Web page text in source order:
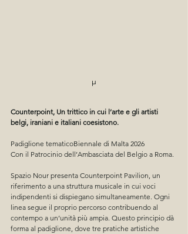
µ
Counterpoint, Un trittico in cui l’arte e gli artisti
belgi, iraniani e italiani coesistono.
Padiglione tematicoBiennale di Malta 2026
Con il Patrocinio dell’Ambasciata del Belgio a Roma.
Spazio Nour presenta Counterpoint Pavilion, un
riferimento a una struttura musicale in cui voci
indipendenti si dispiegano simultaneamente. Ogni
linea segue il proprio percorso contribuendo al
contempo a un’unità più ampia. Questo principio dà
forma al padiglione, dove tre pratiche artistiche